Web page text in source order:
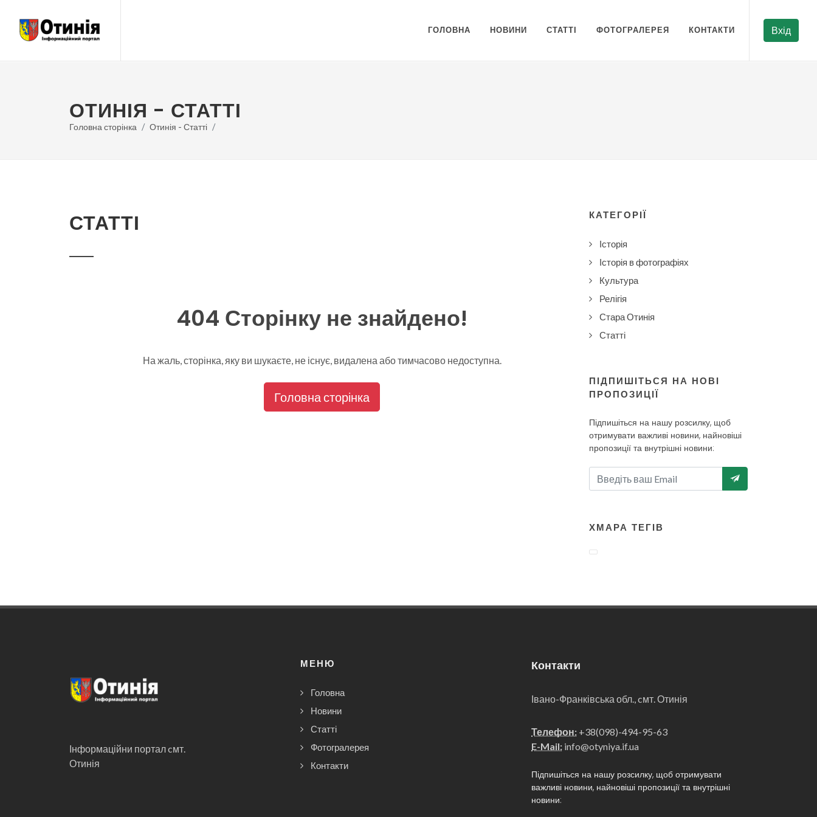
Вхід
ГОЛОВНА НОВИНИ СТАТТІ ФОТОГРАЛЕРЕЯ КОНТАКТИ
ОТИНІЯ - СТАТТІ
Головна сторінка Отинія - Статті
СТАТТІ
404 Сторінку не знайдено!
На жаль, сторінка, яку ви шукаєте, не існує, видалена або тимчасово недоступна.
Головна сторінка
КАТЕГОРІЇ
Історія
Історія в фотографіях
Культура
Релігія
Стара Отинія
Статті
ПІДПИШІТЬСЯ НА НОВІ
ПРОПОЗИЦІЇ
Підпишіться на нашу розсилку, щоб
отримувати важливі новини, найновіші
пропозиції та внутрішні новини:
ХМАРА ТЕГІВ
Інформаційни портал cмт.
Отинія
МЕНЮ
Головна
Новини
Статті
Фотогралерея
Контакти
Контакти
Івано-Франківська обл., cмт. Отинія
Телефон: +38(098)-494-95-63
E-Mail: info@otyniya.if.ua
Підпишіться на нашу розсилку, щоб отримувати
важливі новини, найновіші пропозиції та внутрішні
новини: